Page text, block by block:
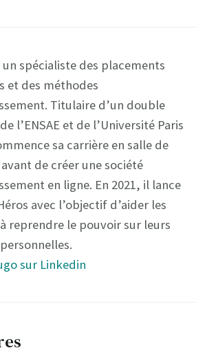
un spécialiste des placements
et des méthodes
Titulaire d’un double
l’ENSAE et de l’Université Paris
sa carrière en salle de
de créer une société
en ligne. En 2021, il lance
avec l’objectif d’aider les
reprendre le pouvoir sur leurs
sur Linkedin